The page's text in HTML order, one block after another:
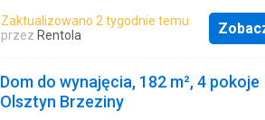
bloku. lokalizacja to cicha i zielona
sprzyja spokojowi mieszkańców.
pozwala na szybki dojazd do wielu
mieszkanie o. 46,4 m2 składa się z: -
balkonem - pokoju 1 - pokoju 2 -
Zaktualizowano 2 tygodnie temu
przez Rentola
Dom do wynajęcia, 182 m², 4 pokoje
Olsztyn Brzeziny